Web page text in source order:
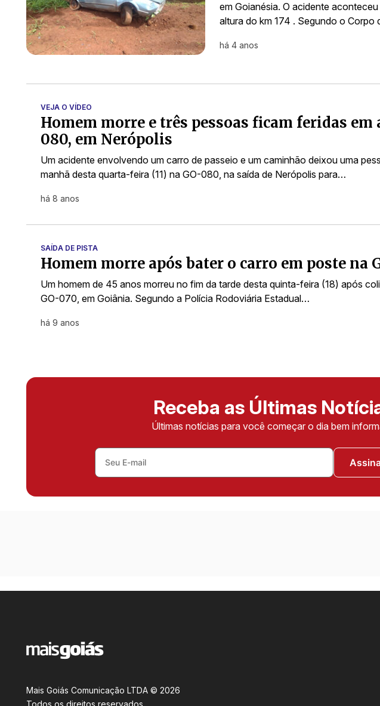
em Goianésia. O acidente
altura do km 174 . Segundo o Corpo
há 4 anos
VEJA O VÍDEO
Homem morre e três pessoas ficam feridas em
080, em Nerópolis
Um acidente envolvendo um carro de passeio e um caminhão deixou uma
manhã desta quarta-feira (11) na GO-080, na saída de Nerópolis para…
há 8 anos
SAÍDA DE PISTA
Homem morre após bater o carro em poste na
Um homem de 45 anos morreu no fim da tarde desta quinta-feira (18) após
GO-070, em Goiânia. Segundo a Polícia Rodoviária Estadual…
há 9 anos
Receba as Últimas
Últimas notícias para você começar o dia bem
Mais Goiás Comunicação LTDA © 2026